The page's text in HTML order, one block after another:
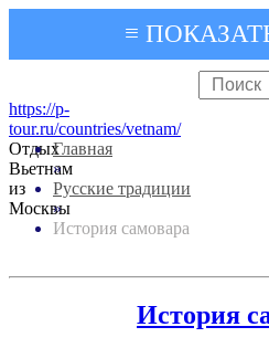
≡
https://p-
tour.ru/countries/vetnam/
Отдых
Вьетнам
из
Москвы
Главная
»
Русские традиции
»
История самовара
История